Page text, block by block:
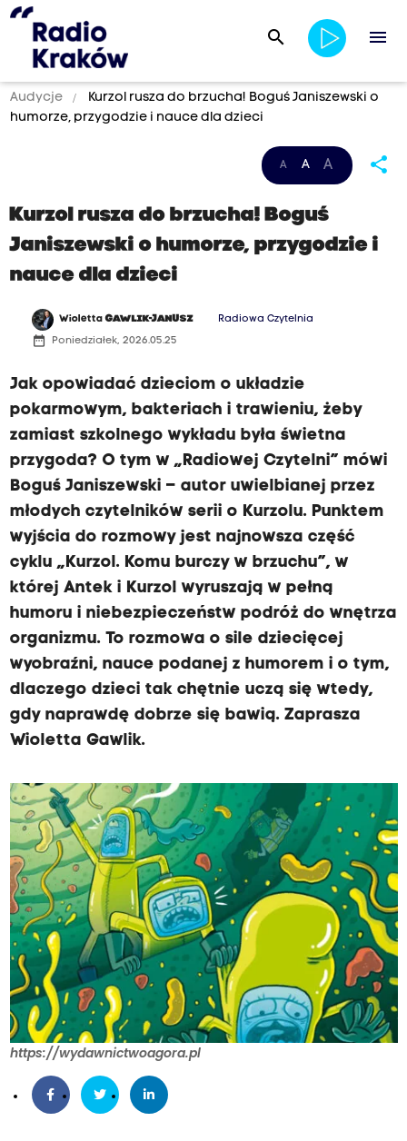
search menu
Audycje
Kurzol rusza do brzucha! Boguś Janiszewski o
humorze, przygodzie i nauce dla dzieci
A A A share
Kurzol rusza do brzucha! Boguś
Janiszewski o humorze, przygodzie i
nauce dla dzieci
WiolettaGAWLIK-JANUSZ Radiowa Czytelnia
date_range Poniedziałek, 2026.05.25
Jak opowiadać dzieciom o układzie
pokarmowym, bakteriach i trawieniu, żeby
zamiast szkolnego wykładu była świetna
przygoda? O tym w „Radiowej Czytelni” mówi
Boguś Janiszewski – autor uwielbianej przez
młodych czytelników serii o Kurzolu. Punktem
wyjścia do rozmowy jest najnowsza część
cyklu „Kurzol. Komu burczy w brzuchu”, w
której Antek i Kurzol wyruszają w pełną
humoru i niebezpieczeństw podróż do wnętrza
organizmu. To rozmowa o sile dziecięcej
wyobraźni, nauce podanej z humorem i o tym,
dlaczego dzieci tak chętnie uczą się wtedy,
gdy naprawdę dobrze się bawią. Zaprasza
Wioletta Gawlik.
https://wydawnictwoagora.pl